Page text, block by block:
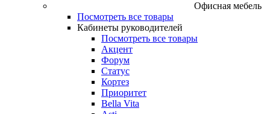
Офисная мебель
Посмотреть все товары
Кабинеты руководителей
Посмотреть все товары
Акцент
Форум
Статус
Кортез
Приоритет
Bella Vita